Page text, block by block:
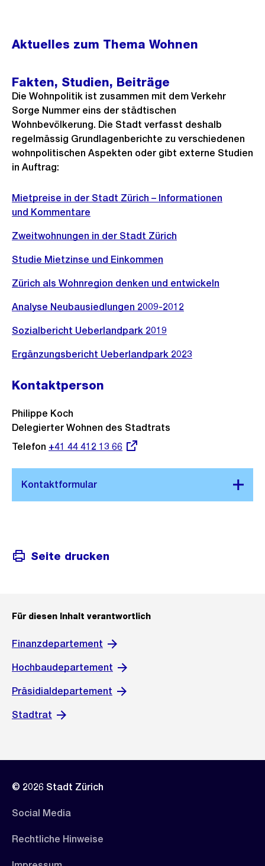
Aktuelles zum Thema Wohnen
Fakten, Studien, Beiträge
Die Wohnpolitik ist zusammen mit dem Verkehr
Sorge Nummer eins der städtischen
Wohnbevölkerung. Die Stadt verfasst deshalb
regelmässig Grundlagenberichte zu verschiedenen
wohnpolitischen Aspekten oder gibt externe Studien
in Auftrag:
Mietpreise in der Stadt Zürich – Informationen
und Kommentare
Zweitwohnungen in der Stadt Zürich
Studie Mietzinse und Einkommen
Zürich als Wohnregion denken und entwickeln
Analyse Neubausiedlungen 2009-2012
Sozialbericht Ueberlandpark 2019
Ergänzungsbericht Ueberlandpark 2023
Kontaktperson
Philippe Koch
Delegierter Wohnen des Stadtrats
Telefon Externer
+41 44 412 13 66
Seite drucken
Für diesen Inhalt verantwortlich
Finanzdepartement
Hochbaudepartement
Präsidialdepartement
Stadtrat
© 2026 Stadt Zürich
Social Media
Rechtliche Hinweise